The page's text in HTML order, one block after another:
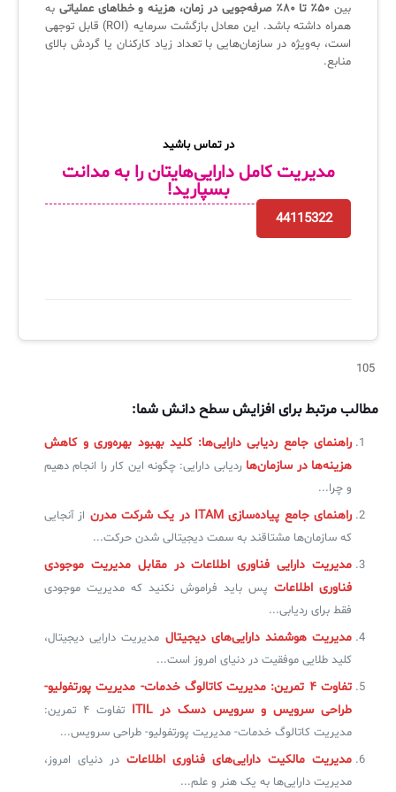
بین ۵۰٪ تا ۸۰٪ صرفه‌جویی در زمان، هزینه و خطاهای عملیاتی
به
همراه داشته باشد. این معادل بازگشت سرمایه (ROI) قابل توجهی
است، به‌ویژه در سازمان‌هایی با تعداد زیاد کارکنان یا گردش بالای
منابع.
در تماس باشید
مدیریت کامل دارایی‌هایتان را به مدانت
بسپارید‍!
44115322
105
مطالب مرتبط برای افزایش سطح دانش شما:
راهنمای جامع ردیابی دارایی‌ها: کلید بهبود بهره‌وری و کاهش
هزینه‌ها در سازمان‌ها ردیابی دارایی: چگونه این کار را انجام دهیم
و چرا...
راهنمای جامع پیاده‌سازی ITAM در یک شرکت مدرن
از آنجایی
که سازمان‌ها مشتاقند به سمت دیجیتالی شدن حرکت...
مدیریت دارایی فناوری اطلاعات در مقابل مدیریت موجودی
فناوری اطلاعات پس باید فراموش نکنید که مدیریت موجودی
فقط برای ردیابی...
مدیریت هوشمند دارایی‌های دیجیتال مدیریت دارایی دیجیتال،
کلید طلایی موفقیت در دنیای امروز است...
تفاوت ۴ تمرین: مدیریت کاتالوگ خدمات- مدیریت پورتفولیو-
طراحی سرویس و سرویس دسک در ITIL
تفاوت ۴ تمرین:
مدیریت کاتالوگ خدمات- مدیریت پورتفولیو- طراحی سرویس...
مدیریت مالکیت دارایی‌های فناوری اطلاعات در دنیای امروز،
مدیریت دارایی‌ها به یک هنر و علم...